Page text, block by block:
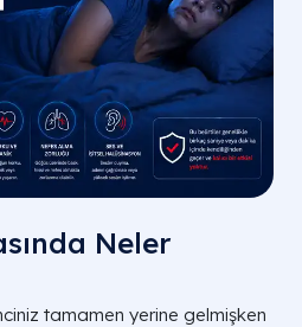
Neler
tamamen yerine gelmişken